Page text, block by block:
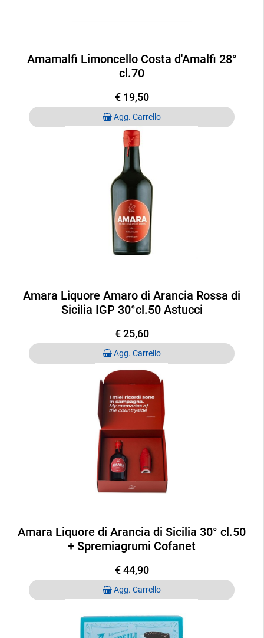
Amamalfi Limoncello Costa d'Amalfi 28°
cl.70
€ 19,50
Quantità
Agg. Carrello
Amara Liquore Amaro di Arancia Rossa di
Sicilia IGP 30°cl.50 Astucci
€ 25,60
Quantità
Agg. Carrello
Amara Liquore di Arancia di Sicilia 30° cl.50
+ Spremiagrumi Cofanet
€ 44,90
Quantità
Agg. Carrello